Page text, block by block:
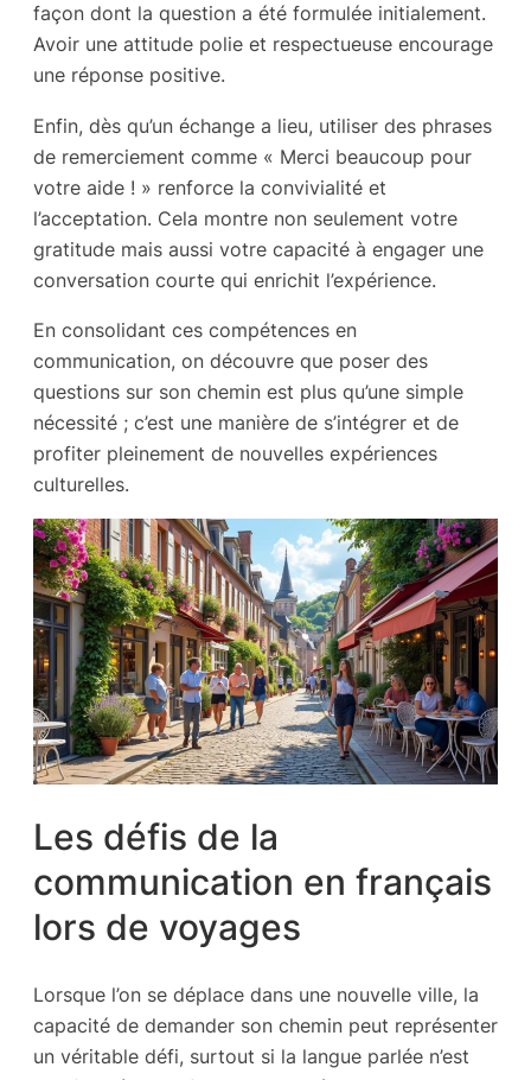
façon dont la question a été formulée initialement.
Avoir une attitude polie et respectueuse encourage
une réponse positive.
Enfin, dès qu’un échange a lieu, utiliser des phrases
de remerciement comme « Merci beaucoup pour
votre aide ! » renforce la convivialité et
l’acceptation. Cela montre non seulement votre
gratitude mais aussi votre capacité à engager une
conversation courte qui enrichit l’expérience.
En consolidant ces compétences en
communication, on découvre que poser des
questions sur son chemin est plus qu’une simple
nécessité ; c’est une manière de s’intégrer et de
profiter pleinement de nouvelles expériences
culturelles.
Les défis de la
communication en français
lors de voyages
Lorsque l’on se déplace dans une nouvelle ville, la
capacité de demander son chemin peut représenter
un véritable défi, surtout si la langue parlée n’est